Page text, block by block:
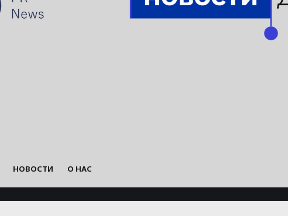
НОВОСТИ О НАС